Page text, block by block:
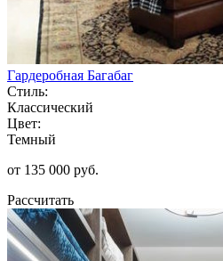
Гардеробная Багабаг
Стиль:
Классический
Цвет:
Темный
от 135 000 руб.
Рассчитать